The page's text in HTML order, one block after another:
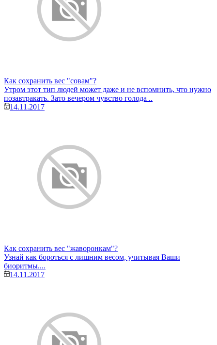
Как сохранить вес "совам"?
Утром этот тип людей может даже и не вспомнить, что нужно
позавтракать. Зато вечером чувство голода ..
14.11.2017
Как сохранить вес "жаворонкам"?
Узнай как бороться с лишним весом, учитывая Ваши
биоритмы....
14.11.2017